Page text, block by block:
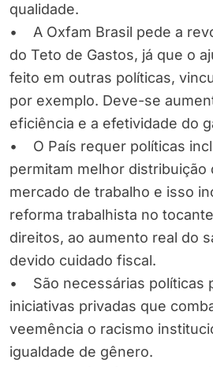
qualidade.
• A Oxfam Brasil pede a
do Teto de Gastos, já que o
feito em outras políticas,
por exemplo. Deve-se
eficiência e a efetividade do
• O País requer políticas
permitam melhor distribuição
mercado de trabalho e isso
reforma trabalhista no
direitos, ao aumento real do
devido cuidado fiscal.
• São necessárias políticas
iniciativas privadas que
veemência o racismo
igualdade de gênero.